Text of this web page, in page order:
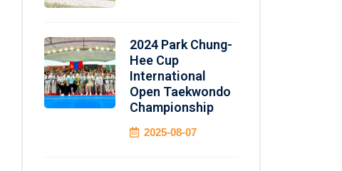
2024 Park Chung-
Hee Cup
International
Open Taekwondo
Championship
2025-08-07